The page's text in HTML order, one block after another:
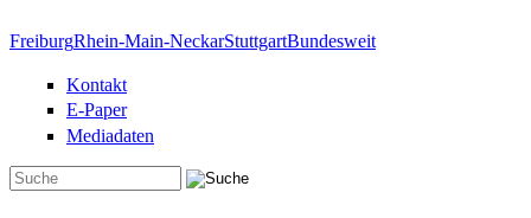
FreiburgRhein-Main-NeckarStuttgartBundesweit
Kontakt
E-Paper
Mediadaten